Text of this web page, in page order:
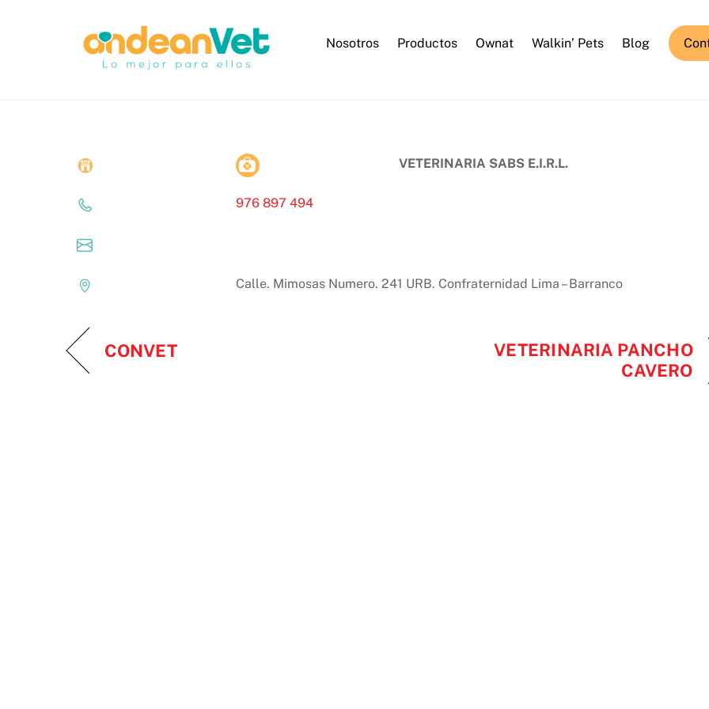
Nosotros Productos Ownat Walkin’ Pets Blog
VETERINARIA SABS E.I.R.L.
976 897 494
Calle. Mimosas Numero. 241 URB. Confraternidad Lima – Barranco
CONVET
VETERINARIA PANCHO
CAVERO